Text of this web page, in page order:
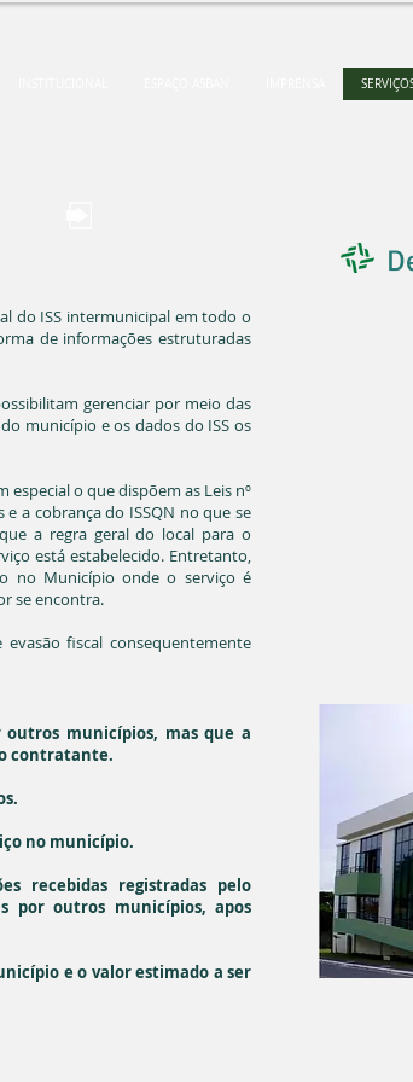
do ISS intermunicipal em todo o
de informações estruturadas
gerenciar por meio das
município e os dados do ISS os
o que dispõem as Leis nº
e a cobrança do ISSQN no que se
a regra geral do local para o
está estabelecido. Entretanto,
no Município onde o serviço é
se encontra.
fiscal consequentemente
municípios, mas que a
contratante.
no município.
recebidas registradas pelo
por outros municípios, apos
e o valor estimado a ser